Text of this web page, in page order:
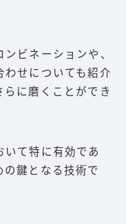
ビネーションや、
わせについても紹介
らに磨くことができ
いて特に有効であ
の鍵となる技術で